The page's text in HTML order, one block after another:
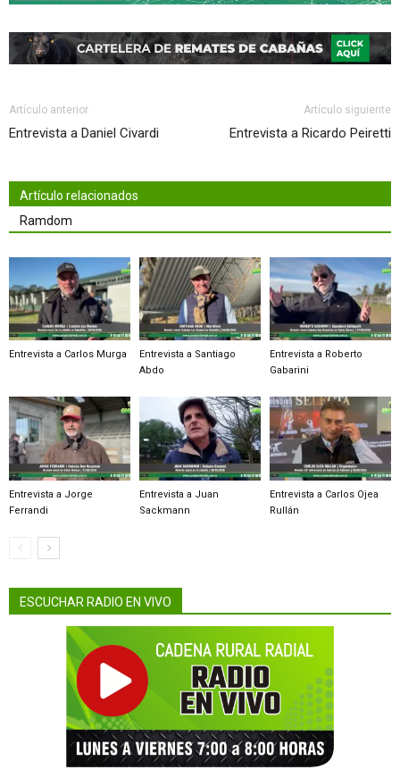
Artículo anterior
Entrevista a Daniel Civardi
Artículo siguiente
Entrevista a Ricardo Peiretti
Artículo relacionados
Ramdom
Entrevista a Carlos Murga
Entrevista a Santiago
Abdo
Entrevista a Roberto
Gabarini
Entrevista a Jorge
Ferrandi
Entrevista a Juan
Sackmann
Entrevista a Carlos Ojea
Rullán
ESCUCHAR RADIO EN VIVO